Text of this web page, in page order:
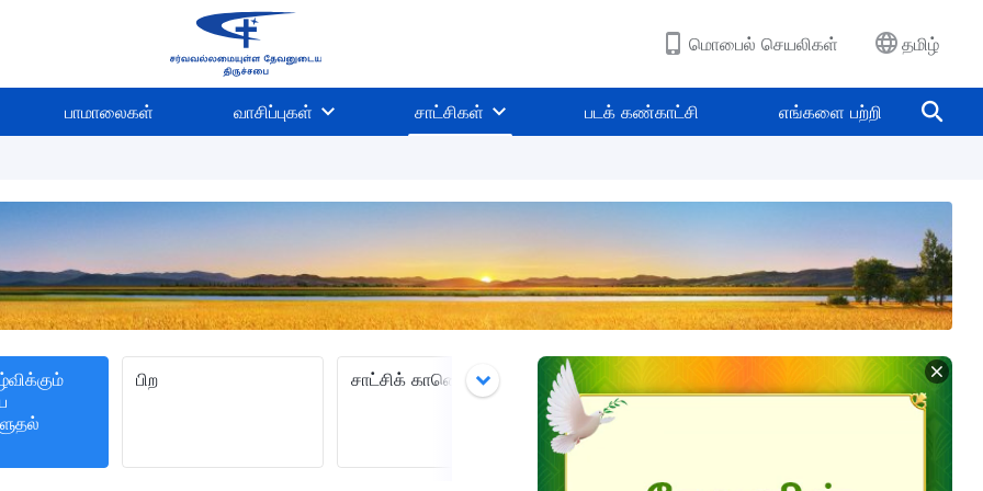
மொபைல் செயலிகள் தமிழ்
பாமாலைகள் வாசிப்புகள் சாட்சிகள் படக் கண்காட்சி எங்களை பற்றி
பிற சாட்சிக் காணொளிகள்